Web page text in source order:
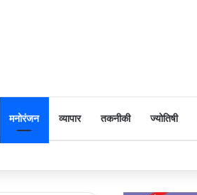
मनोरंजन व्यापार तकनीकी ज्योतिषी